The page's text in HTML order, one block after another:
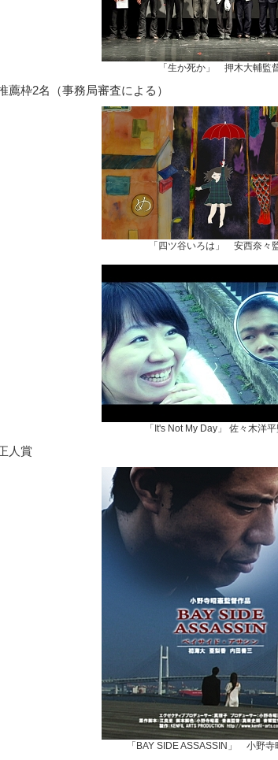
「生か死か」 押木大輔監
薦枠2名（事務局審査による）
「四ツ谷いろは」 安西奈々
「It's Not My Day」 佐々木洋
人賞
「BAY SIDE ASSASSIN」 小野寺